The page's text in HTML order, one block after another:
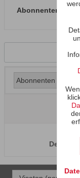
Abonnenten
Der